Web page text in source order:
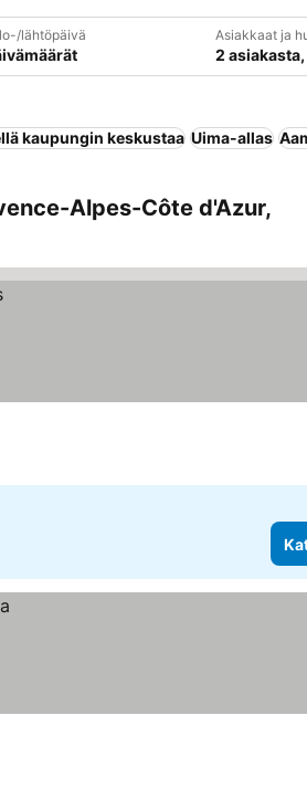
lähtöpäivä Asiakkaat ja
2
kaupungin keskustaa Uima-allas
Alpes-Côte d'Azur,